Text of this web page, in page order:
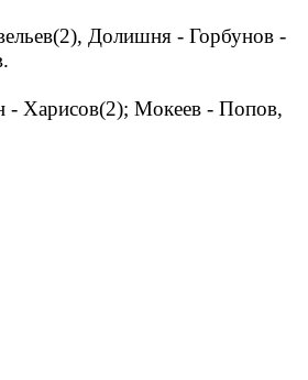
Долишня - Горбунов -
- Харисов(2); Мокеев - Попов,